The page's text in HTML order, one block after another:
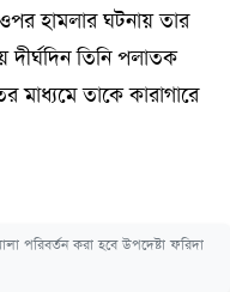
হামলার ঘটনায় তার
দীর্ঘদিন তিনি পলাতক
মাধ্যমে তাকে কারাগারে
পরিবর্তন করা হবে উপদেষ্টা ফরিদা